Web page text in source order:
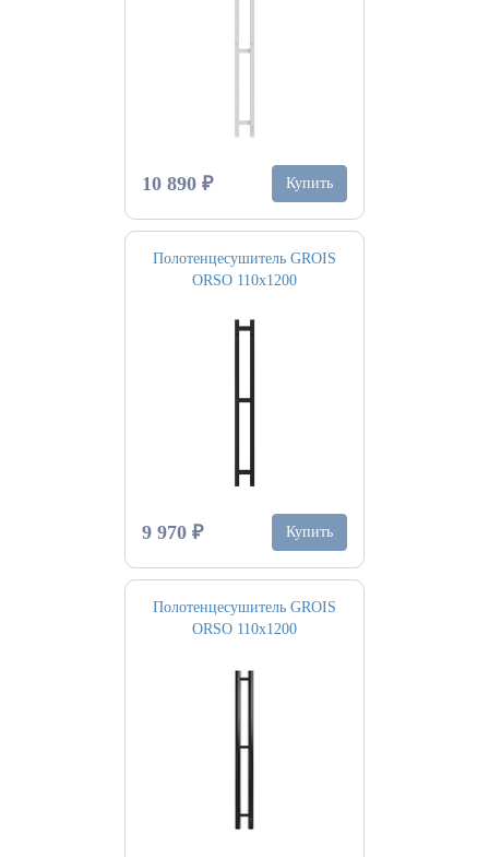
10 890 ₽ Купить
Полотенцесушитель GROIS
ORSO 110х1200
9 970 ₽ Купить
Полотенцесушитель GROIS
ORSO 110х1200